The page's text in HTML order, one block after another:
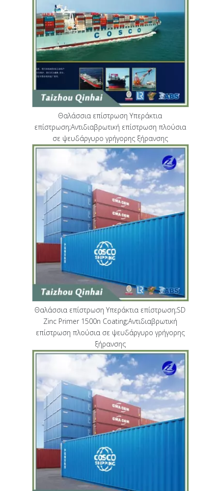
Θαλάσσια επίστρωση Υπεράκτια
επίστρωση;Αντιδιαβρωτική επίστρωση πλούσια
σε ψευδάργυρο γρήγορης ξήρανσης
Θαλάσσια επίστρωση Υπεράκτια επίστρωση;SD
Zinc Primer 1500n Coating;Αντιδιαβρωτική
επίστρωση πλούσια σε ψευδάργυρο γρήγορης
ξήρανσης